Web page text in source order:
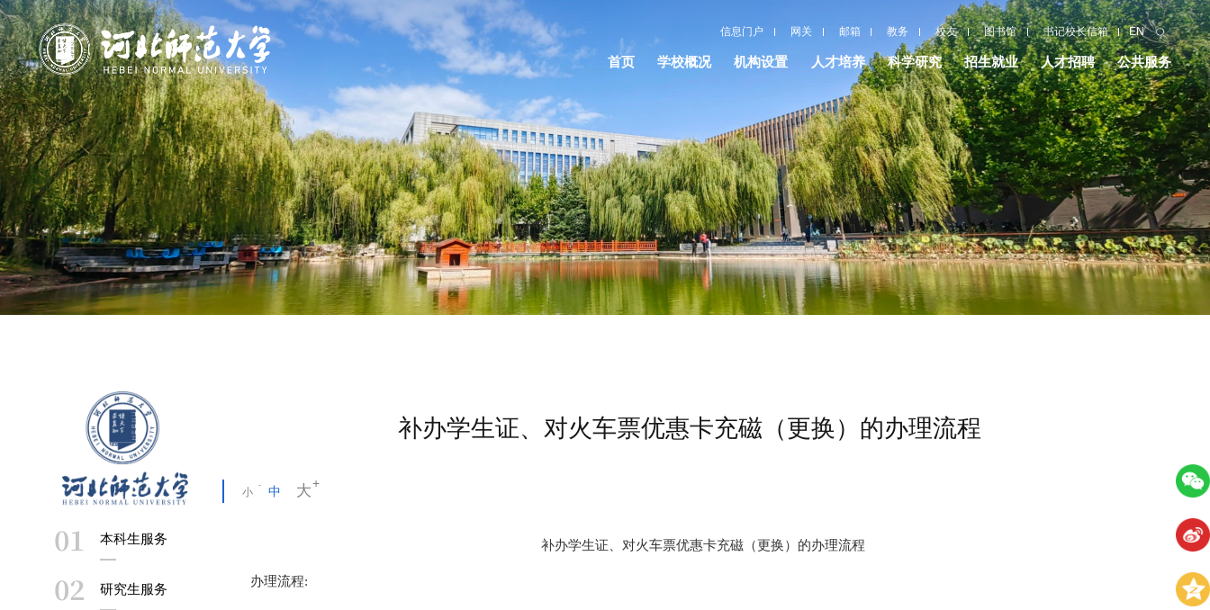
信息门户 网关 邮箱 教务 校友 图书馆 书记校长信箱 EN
首页 学校概况 机构设置 人才培养 科学研究 招生就业 人才招聘 公共服务
01 本科生服务
02 研究生服务
补办学生证、对火车票优惠卡充磁（更换）的办理流程
小 中 大
补办学生证、对火车票优惠卡充磁（更换）的办理流程
办理流程: